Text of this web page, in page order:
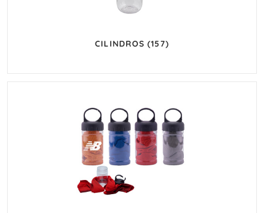
CILINDROS(157)